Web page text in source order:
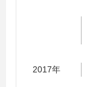
2017年